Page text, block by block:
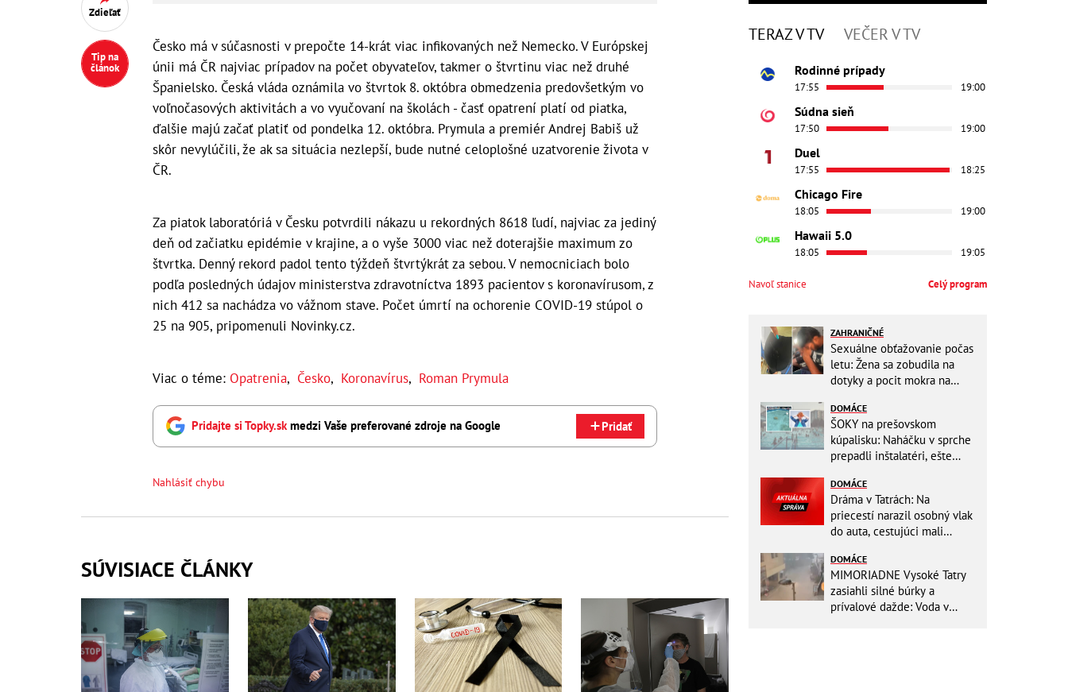
Zdieľať
Tip na
článok
Česko má v súčasnosti v prepočte 14-krát viac infikovaných než Nemecko. V Európskej
únii má ČR najviac prípadov na počet obyvateľov, takmer o štvrtinu viac než druhé
Španielsko. Česká vláda oznámila vo štvrtok 8. októbra obmedzenia predovšetkým vo
voľnočasových aktivitách a vo vyučovaní na školách - časť opatrení platí od piatka,
ďalšie majú začať platiť od pondelka 12. októbra. Prymula a premiér Andrej Babiš už
skôr nevylúčili, že ak sa situácia nezlepší, bude nutné celoplošné uzatvorenie života v
ČR.
Za piatok laboratóriá v Česku potvrdili nákazu u rekordných 8618 ľudí, najviac za jediný
deň od začiatku epidémie v krajine, a o vyše 3000 viac než doterajšie maximum zo
štvrtka. Denný rekord padol tento týždeň štvrtýkrát za sebou. V nemocniciach bolo
podľa posledných údajov ministerstva zdravotníctva 1893 pacientov s koronavírusom, z
nich 412 sa nachádza vo vážnom stave. Počet úmrtí na ochorenie COVID-19 stúpol o
25 na 905, pripomenuli Novinky.cz.
Viac o téme: Opatrenia, Česko, Koronavírus, Roman Prymula
Pridajte si Topky.skmedzi Vaše preferované zdroje na Google Pridať
Nahlásiť chybu
SÚVISIACE ČLÁNKY
TERAZ V TV VEČER V TV
Rodinné prípady
17:55 19:00
Súdna sieň
17:50 19:00
Duel
17:55 18:25
Chicago Fire
18:05 19:00
Hawaii 5.0
18:05 19:05
Navoľ stanice Celý program
ZAHRANIČNÉ
Sexuálne obťažovanie počas
letu: Žena sa zobudila na
dotyky a pocit mokra na
priznal
DOMÁCE
ŠOKY na prešovskom
kúpalisku: Naháčku v sprche
prepadli inštalatéri, ešte
BAZÉNE
DOMÁCE
Dráma v Tatrách: Na
priecestí narazil osobný vlak
do auta, cestujúci mali
DOMÁCE
MIMORIADNE Vysoké Tatry
zasiahli silné búrky a
prívalové dažde: Voda v